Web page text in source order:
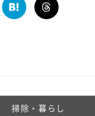
掃除・暮らし